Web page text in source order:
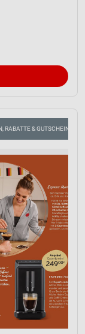
RABATTE & GUTSCHEINE